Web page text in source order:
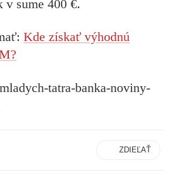
v sume 400 €.
Kde získať výhodnú
ZDIEĽAŤ